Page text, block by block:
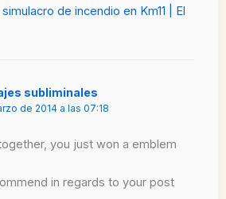
de incendio en Km11 | El
subliminales
de 2014 a las 07:18
you just won a emblem
in regards to your post